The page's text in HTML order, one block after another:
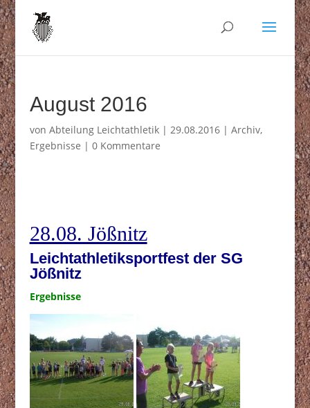
August 2016
von Abteilung Leichtathletik| 29.08.2016| Archiv,
Ergebnisse | 0 Kommentare
28.08. Jößnitz
Leichtathletiksportfest der SG
Jößnitz
Ergebnisse